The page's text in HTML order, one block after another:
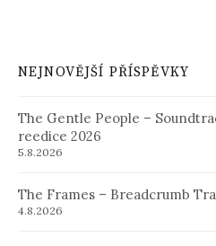
NEJNOVĚJŠÍ PŘÍSPĚVKY
The Gentle People –
reedice 2026
5.8.2026
The Frames – Breadcrumb
4.8.2026